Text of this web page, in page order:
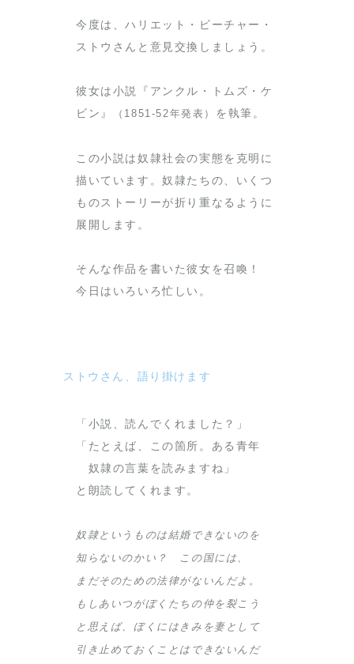
今度は、ハリエット・ビーチャー・
ストウさんと意見交換しましょう。
彼女は小説『アンクル・トムズ・ケ
ビン』
（1851-52年発表） を執筆。
この小説は奴隷社会の実態を克明に
描いています。奴隷たちの、いくつ
ものストーリーが折り重なるように
展開します。
そんな作品を書いた彼女を召喚！
今日はいろいろ忙しい。
ストウさん、語り掛けます
「小説、読んでくれました？」
「たとえば、この箇所。ある青年
奴隷の言葉を読みますね」
と朗読してくれます。
奴隷というものは結婚できないのを
知らないのかい？ この国には、
まだそのための法律がないんだよ。
もしあいつがぼくたちの仲を裂こう
と思えば、ぼくにはきみを妻として
引き止めておくことはできないんだ